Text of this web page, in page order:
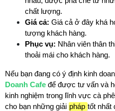
chất lượng.
Giá cả: Giá cả ở đây khá
tượng khách hàng.
Phục vụ: Nhân viên thân
thoải mái cho khách hàng.
Nếu bạn đang có ý định kinh
Doanh Cafe để được tư vấn và
kinh nghiệm trong lĩnh vực cà
cho bạn những giải pháp tốt nhất